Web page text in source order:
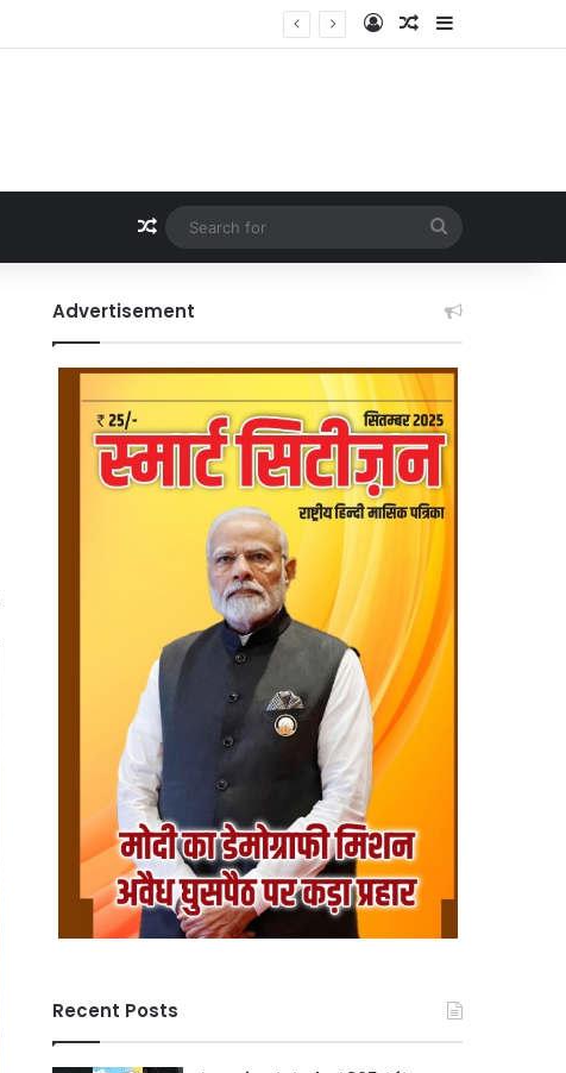
Log InRandom Article
Sidebar
Random Article
for
Advertisement
Recent Posts